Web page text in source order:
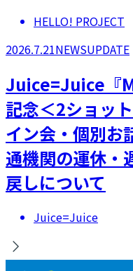
HELLO! PROJECT
2026.7.21NEWSUPDATE
Juice=Juice『
記念＜2ショッ
イン会・個別お
通機関の運休・
戻しについて
Juice=Juice